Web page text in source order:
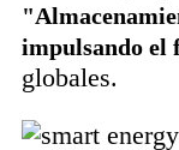
impulsando el
globales.